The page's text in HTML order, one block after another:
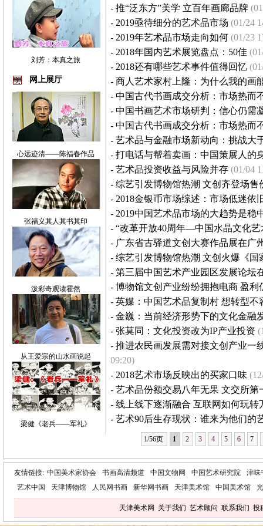
刘芳：本真之旅
网上展厅
心远迹清——陈福春作品
张福义其人其书其印
泼彩奇观读霍然
从王爱宗的山水画说起
梁健《老兵——军礼》
-推“泛东方”美学 立百年画廊品牌
- 2019亟待细分的艺术品市场 (01/24
- 2019年艺术品市场走向如何 (01/23
- 2018年国内艺术展览盘点：50佳
- 2018还有哪些艺术事件值得回忆
-商人艺术家村上隆：为什么我的画
-中国古代书画成交分析：市场热而
-中国书画艺术市场研判：信心仍需
-中国古代书画成交分析：市场热而
-艺术品与金融市场新动向：挑战大
-打电话与帮着卖画：中国策展人的
-艺术品投资收益与风险并存 (01/04
-综艺引发博物馆热潮 文创齐登场售
- 2018金银币市场综述：市场低迷依
- 2019中国艺术品市场的大趋势是稳
-“改革开放40周年—中国水晶文化艺
- 广东省古驿道文创大赛作品展在广
-综艺引发博物馆热潮 文创火爆《国
-第三届中国艺术产业园区发展论坛
-博物馆文创产业纷纷拥抱电商 盈利
-英媒：中国艺术品复制村 想转型不
-金巍：当前经济形势下的文化金融
-张莫同：文化投资改为IP产业投资
-推进农民画发展需对接文创产业一
09:20)
- 2018艺术市场反映出的买家口味
-艺术品份额交易八年无果 文交所第
-线上线下逐渐融合 互联网如何玩转
-艺术90后生存现状：谁来为他们的
1/56页 1 2 3 4 5 6 7
友情链接: 中国美术家协会 书画高清频道 中国文物网 中国艺术研究院
津味
艺术中国
天津博物馆 人民网书画 新华网书画 天津美术馆 中国美术馆
天津美术网 关于我们 艺术顾问 联系我们 投